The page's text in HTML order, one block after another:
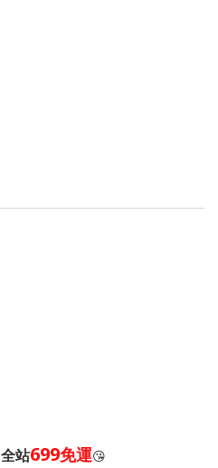
全站699免運😘